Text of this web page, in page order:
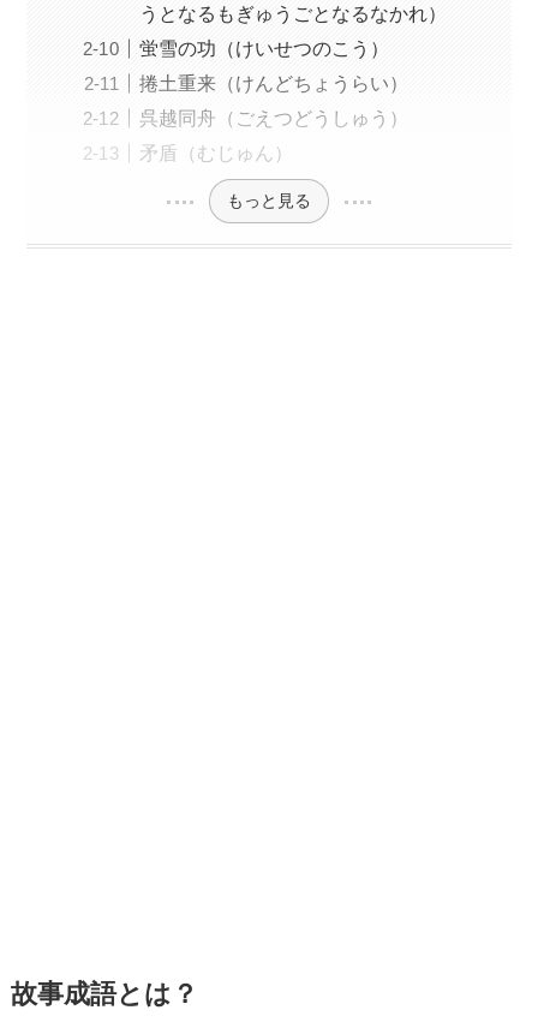
うとなるもぎゅうごとなるなかれ）
蛍雪の功（けいせつのこう）
捲土重来（けんどちょうらい）
呉越同舟（ごえつどうしゅう）
矛盾（むじゅん）
もっと見る
故事成語とは？